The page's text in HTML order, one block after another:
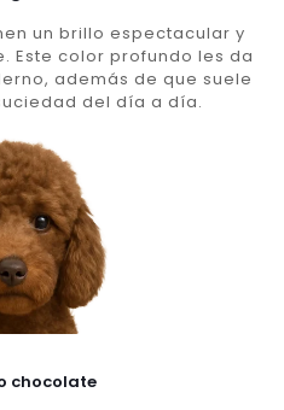
un brillo espectacular y
Este color profundo les da
además de que suele
del día a día.
chocolate